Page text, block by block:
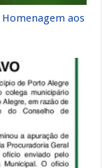
Homenagem aos